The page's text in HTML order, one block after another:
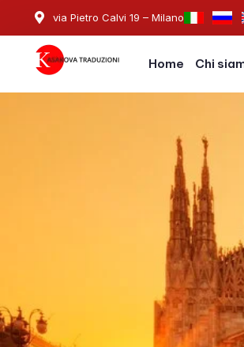
content
via Pietro Calvi 19 – Milano
Home Chi